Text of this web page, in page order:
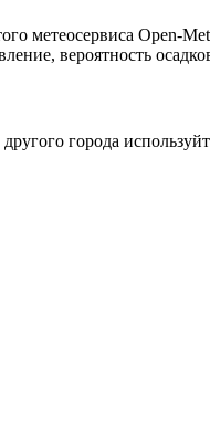
метеосервиса Open-
вероятность
города